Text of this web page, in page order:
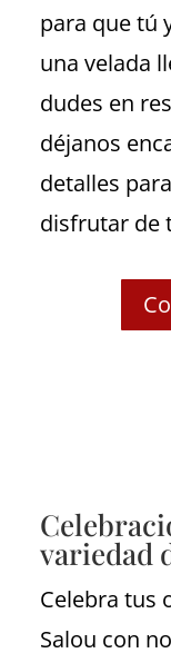
para que tú
una velada
dudes en
déjanos
detalles
disfrutar de
variedad
Celebra tus
Salou con